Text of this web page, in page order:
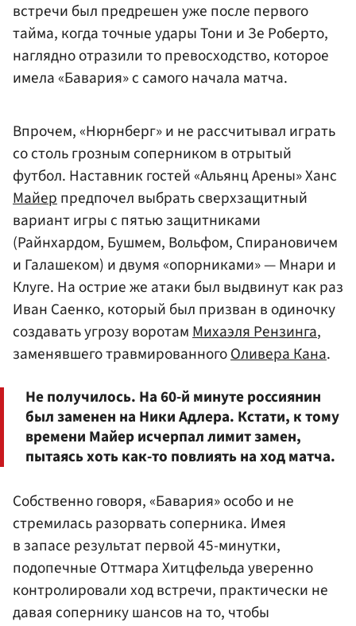
встречи был предрешен уже после первого
тайма, когда точные удары Тони и Зе Роберто,
наглядно отразили то превосходство, которое
имела «Бавария» с самого начала матча.
Впрочем, «Нюрнберг» и не рассчитывал играть
со столь грозным соперником в отрытый
футбол. Наставник гостей «Альянц Арены» Ханс
Майерпредпочел выбрать сверхзащитный
вариант игры с пятью защитниками
(Райнхардом, Бушмем, Вольфом, Спирановичем
и Галашеком) и двумя «опорниками» — Мнари и
Клуге. На острие же атаки был выдвинут как раз
Иван Саенко, который был призван в одиночку
создавать угрозу воротамМихаэля Рензинга,
заменявшего травмированногоОливера Кана.
Не получилось. На 60-й минуте россиянин
был заменен на Ники Адлера. Кстати, к тому
времени Майер исчерпал лимит замен,
пытаясь хоть как-то повлиять на ход матча.
Собственно говоря, «Бавария» особо и не
стремилась разорвать соперника. Имея
в запасе результат первой 45-минутки,
подопечные Оттмара Хитцфельда уверенно
контролировали ход встречи, практически не
давая сопернику шансов на то, чтобы